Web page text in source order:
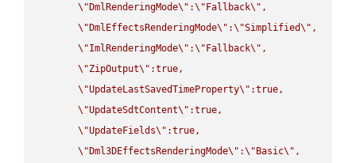
\" DmlRenderingMode\" :\" Fallback\" ,
\" DmlEffectsRenderingMode\" :\"Simplified\" ,
\"ImlRenderingMode\" :\" Fallback\" ,
\"ZipOutput\" :true,
\"UpdateLastSavedTimeProperty\" :true,
\"UpdateSdtContent\" :true,
\"UpdateFields\" :true,
\" Dml3DEffectsRenderingMode\" :\" Basic\" ,